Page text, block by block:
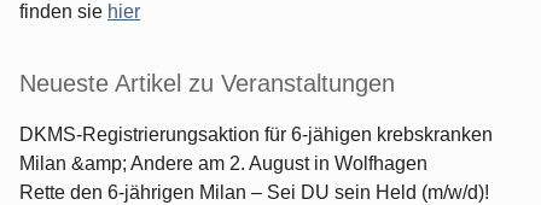
finden sie hier
Neueste Artikel zu Veranstaltungen
DKMS-Registrierungsaktion für 6-jähigen krebskranken
Milan &amp; Andere am 2. August in Wolfhagen
Rette den 6-jährigen Milan – Sei DU sein Held (m/w/d)!